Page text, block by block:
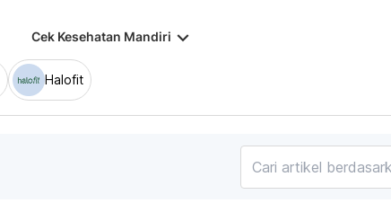
Cek Kesehatan Mandiri keyboard_arrow_down
Halofit